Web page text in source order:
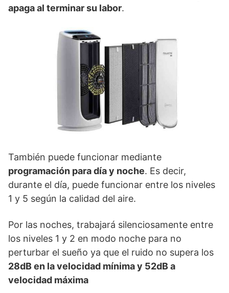
apaga al terminar su labor.
También puede funcionar mediante
programación para día y noche. Es decir,
durante el día, puede funcionar entre los niveles
1 y 5 según la calidad del aire.
Por las noches, trabajará silenciosamente entre
los niveles 1 y 2 en modo noche para no
perturbar el sueño ya que el ruido no supera los
28dB en la velocidad mínima y 52dB a
velocidad máxima